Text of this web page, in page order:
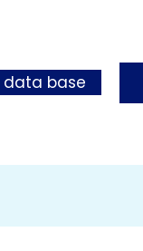
data base